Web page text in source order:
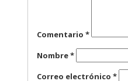
Comentario*
Nombre*
Correo electrónico*